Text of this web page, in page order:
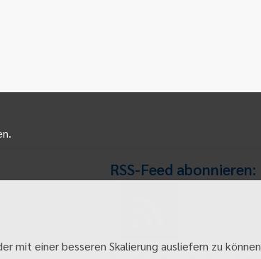
RSS-Feed abonnieren:
mit einer besseren Skalierung ausliefern zu können